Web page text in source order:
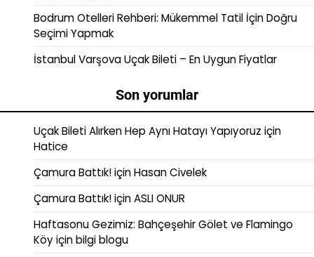
Bodrum Otelleri Rehberi: Mükemmel Tatil İçin Doğru
Seçimi Yapmak
İstanbul Varşova Uçak Bileti – En Uygun Fiyatlar
Son yorumlar
Uçak Bileti Alırken Hep Aynı Hatayı Yapıyoruz için
Hatice
Çamura Battık!içinHasan Civelek
Çamura Battık!içinASLI ONUR
Haftasonu Gezimiz: Bahçeşehir Gölet ve Flamingo
Köyiçinbilgi blogu